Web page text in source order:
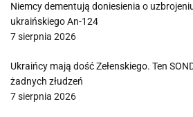
Niemcy dementują doniesienia o
ukraińskiego An-124
7 sierpnia 2026
Ukraińcy mają dość Zełenskiego. Ten
żadnych złudzeń
7 sierpnia 2026